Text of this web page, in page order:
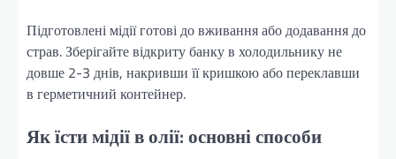
Підготовлені мідії готові до вживання або додавання до
страв. Зберігайте відкриту банку в холодильнику не
довше 2-3 днів, накривши її кришкою або переклавши
в герметичний контейнер.
Як їсти мідії в олії: основні способи